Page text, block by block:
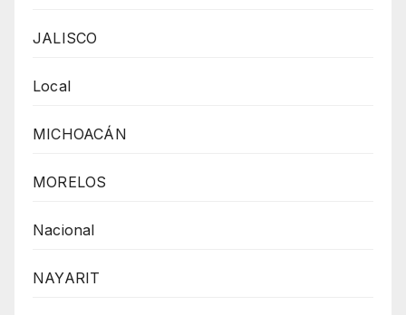
JALISCO
Local
MICHOACÁN
MORELOS
Nacional
NAYARIT